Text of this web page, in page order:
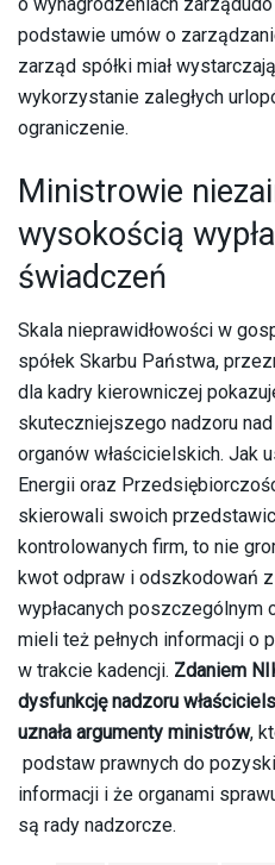
podstawie umów o
zarząd spółki miał
wykorzystanie zaległych
ograniczenie.
Ministrowie
wysokością
świadczeń
Skala nieprawidłowości w
spółek Skarbu Państwa,
dla kadry kierowniczej
skuteczniejszego nadzoru
organów właścicielskich. Jak
Energii oraz
skierowali swoich
kontrolowanych firm, to nie
kwot odpraw i odszkodowań z
wypłacanych poszczególnym
mieli też pełnych informacji o
w trakcie kadencji. Zdaniem
dysfunkcję nadzoru
uznała argumenty ministrów,
podstaw prawnych do
informacji i że organami
są rady nadzorcze.